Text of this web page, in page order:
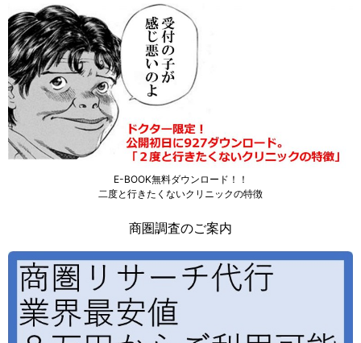
E-BOOK無料ダウンロード！！
二度と行きたくないクリニックの特徴
商圏調査のご案内